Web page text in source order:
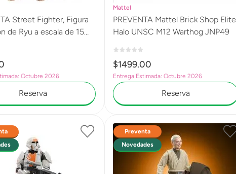
Street Fighter, Figura
de Ryu a escala de 15
Octubre 2026
Reserva
Mattel
PREVENTA Mattel Brick Shop Elite
Halo UNSC M12 Warthog JNP49
$1499.00
Entrega Estimada: Octubre 2026
Reserva
Preventa
Novedades